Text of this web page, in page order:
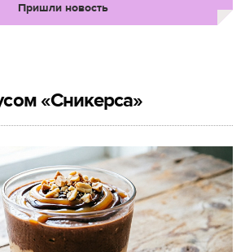
Пришли новость
«Сникерса»